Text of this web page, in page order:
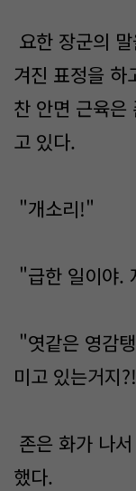
요한 장군의
겨진 표정을 하
찬 안면 근육은
고 있다.
"개소리!"
"급한 일이야.
"엿같은 영감
미고 있는거지
존은 화가 나
했다.